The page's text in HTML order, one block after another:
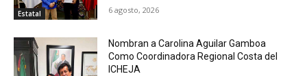
Estatal 6 agosto, 2026
Nombran a Carolina Aguilar Gamboa
Como Coordinadora Regional Costa del
ICHEJA